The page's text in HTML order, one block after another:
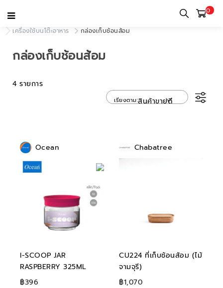
0
หน้าแรก
เครื่องใช้บนโต๊ะอาหารและเครื่องใช้ในครัว
เครื่องใช้บนโต๊ะอาหาร
กล่องเก็บช้อนส้อม
กล่องเก็บช้อนส้อม
4 รายการ
เรียงตามสินค้าขายดี
Ocean
I-SCOOP JAR
RASPBERRY 325ML
฿396
Chabatree
CU224 ที่เก็บช้อนส้อม (ไม้
จามจุรี)
฿1,070